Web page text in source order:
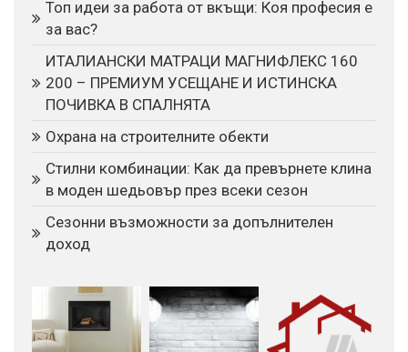
Топ идеи за работа от вкъщи: Коя професия е
за вас?
ИТАЛИАНСКИ МАТРАЦИ МАГНИФЛЕКС 160
200 – ПРЕМИУМ УСЕЩАНЕ И ИСТИНСКА
ПОЧИВКА В СПАЛНЯТА
Охрана на строителните обекти
Стилни комбинации: Как да превърнете клина
в моден шедьовър през всеки сезон
Сезонни възможности за допълнителен
доход